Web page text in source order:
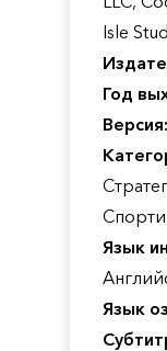
Isle
Год
Версия:
Язык
Язык